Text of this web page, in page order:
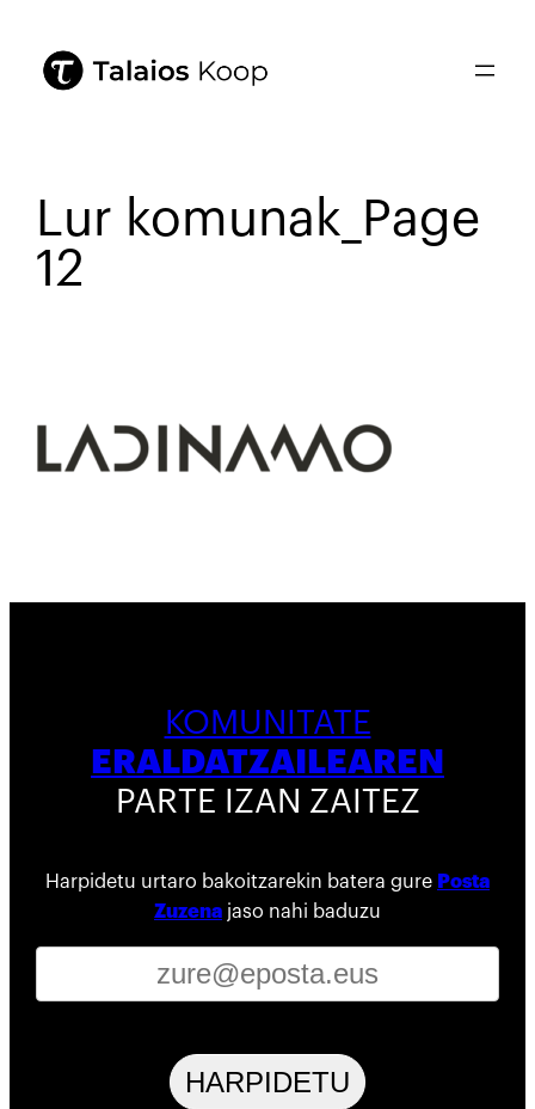
Lur komunak_Page
12
KOMUNITATE
ERALDATZAILEAREN
PARTE IZAN ZAITEZ
Harpidetu urtaro bakoitzarekin batera gure Posta
Zuzena jaso nahi baduzu
HARPIDETU